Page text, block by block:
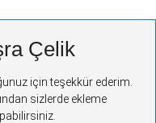
Çelik
için teşekkür ederim.
sizlerde ekleme